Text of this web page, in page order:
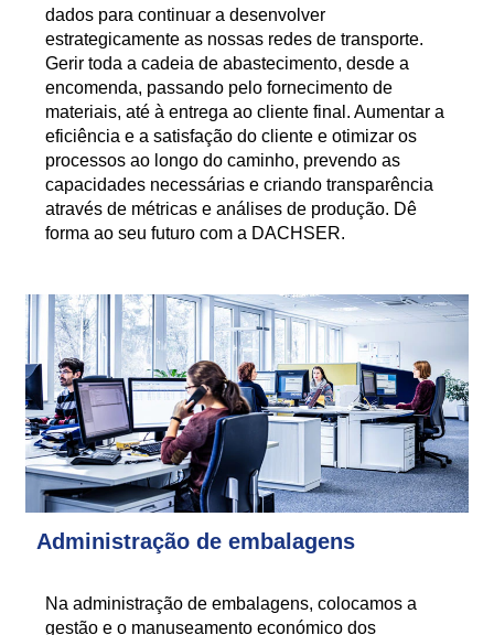
dados para continuar a desenvolver
estrategicamente as nossas redes de transporte.
Gerir toda a cadeia de abastecimento, desde a
encomenda, passando pelo fornecimento de
materiais, até à entrega ao cliente final. Aumentar a
eficiência e a satisfação do cliente e otimizar os
processos ao longo do caminho, prevendo as
capacidades necessárias e criando transparência
através de métricas e análises de produção. Dê
forma ao seu futuro com a DACHSER.
Administração de embalagens
Na administração de embalagens, colocamos a
gestão e o manuseamento económico dos